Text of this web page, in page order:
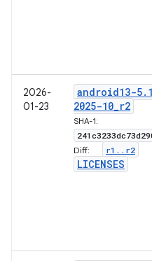
2026-
01-23
android13-5.
2025-10_r2
SHA-1:
Diff: r1 . . r2
LICENSES